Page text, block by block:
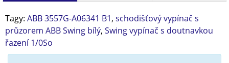
Tagy: ABB 3557G-A06341 B1, schodišťový vypínač s
průzorem ABB Swing bílý, Swing vypínač s doutnavkou
řazení 1/0So